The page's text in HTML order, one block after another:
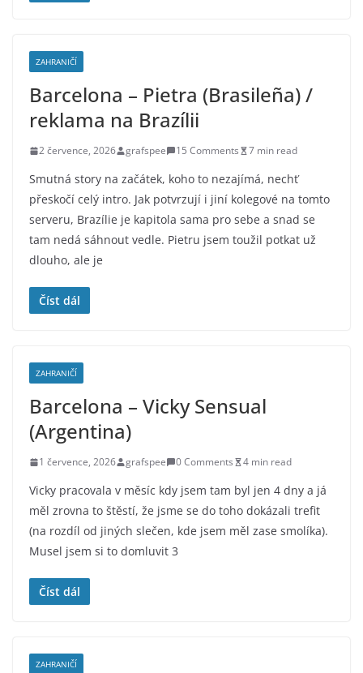
ZAHRANIČÍ
Barcelona – Pietra (Brasileña) /
reklama na Brazílii
2 července, 2026 grafspee 15 Comments 7 min read
Smutná story na začátek, koho to nezajímá, nechť
přeskočí celý intro. Jak potvrzují i jiní kolegové na tomto
serveru, Brazílie je kapitola sama pro sebe a snad se
tam nedá sáhnout vedle. Pietru jsem toužil potkat už
dlouho, ale je
Číst dál
ZAHRANIČÍ
Barcelona – Vicky Sensual
(Argentina)
1 července, 2026 grafspee 0 Comments 4 min read
Vicky pracovala v měsíc kdy jsem tam byl jen 4 dny a já
měl zrovna to štěstí, že jsme se do toho dokázali trefit
(na rozdíl od jiných slečen, kde jsem měl zase smolíka).
Musel jsem si to domluvit 3
Číst dál
ZAHRANIČÍ